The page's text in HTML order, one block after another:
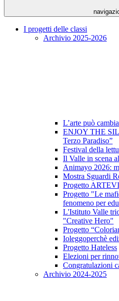
I progetti delle classi
Archivio 2025-2026
L’arte può
ENJOY THE
Terzo Paradiso”
Festival della
Il Valle in scena
Animayo 2026:
Mostra Sguardi
Progetto
Progetto "Le
fenomeno per
L'Istituto Valle
"Creative Hero"
Progetto
Ioleggoperchè
Progetto Hateless
Elezioni per
Congratulazioni
Archivio 2024-2025